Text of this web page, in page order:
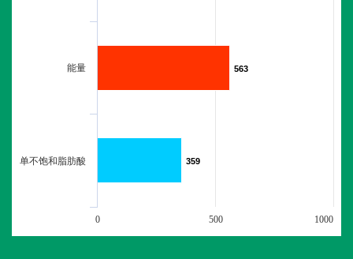
563
563
359
359
能量
单不饱和脂肪酸
0 500 1000